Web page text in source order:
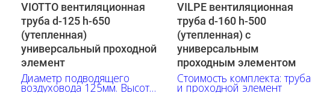
VIOTTO вентиляционная
труба d-125 h-650
(утепленная)
универсальный проходной
элемент
Диаметр подводящего
воздуховода 125мм. Высота
VILPE вентиляционная
труба d-160 h-500
(утепленная) с
универсальным
проходным элементом
Стоимость комплекта: труба
и проходной элемент